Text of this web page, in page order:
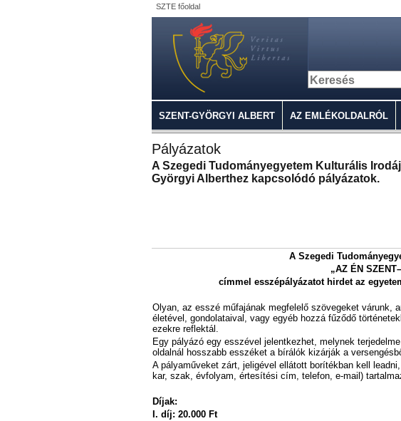
SZTE főoldal
SZENT-GYÖRGYI ALBERT AZ EMLÉKOLDALRÓL
Pályázatok
A Szegedi Tudományegyetem Kulturális
Györgyi Alberthez kapcsolódó pályázatok.
A Szegedi
„AZ ÉN
címmel esszépályázatot hirdet az
Olyan, az esszé műfajának megfelelő szövegeket várunk,
életével, gondolataival, vagy egyéb hozzá fűződő
ezekre reflektál.
Egy pályázó egy esszével jelentkezhet, melynek
oldalnál hosszabb esszéket a bírálók kizárják a
A pályaműveket zárt, jeligével ellátott borítékban kell
kar, szak, évfolyam, értesítési cím, telefon, e-mail)
Díjak:
I. díj: 20.000 Ft